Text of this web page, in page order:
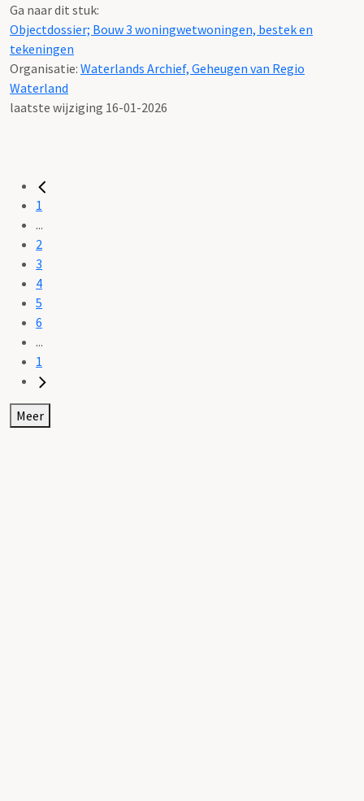
Ga naar dit stuk:
Objectdossier; Bouw 3 woningwetwoningen, bestek en
tekeningen
Organisatie: Waterlands Archief, Geheugen van Regio
Waterland
laatste wijziging 16-01-2026
1
...
2
3
4
5
6
...
1
Meer